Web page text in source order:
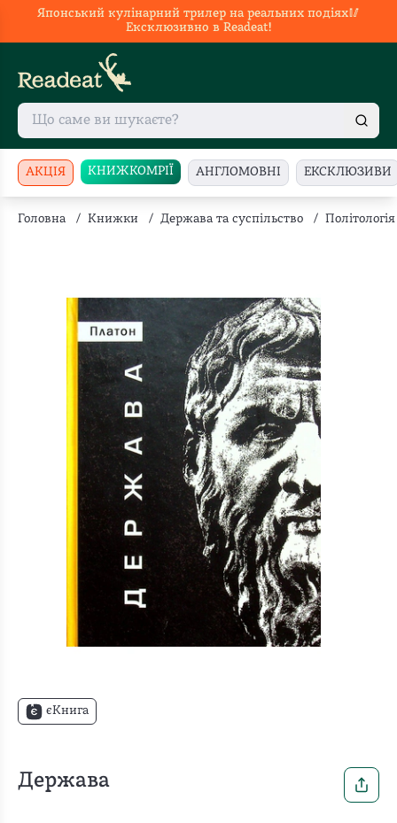
Японський кулінарний трилер на реальних подіях🥢
Ексклюзивно в Readeat!
АКЦІЯ КНИЖКОМРІЇ АНГЛОМОВНІ ЕКСКЛЮЗИВИ
Головна / Книжки / Держава та суспільство / Політологія
єКнига
Держава